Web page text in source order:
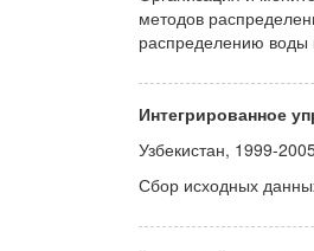
методов
распределению воды
Интегрированное
Узбекистан, 1999-
Сбор исходных